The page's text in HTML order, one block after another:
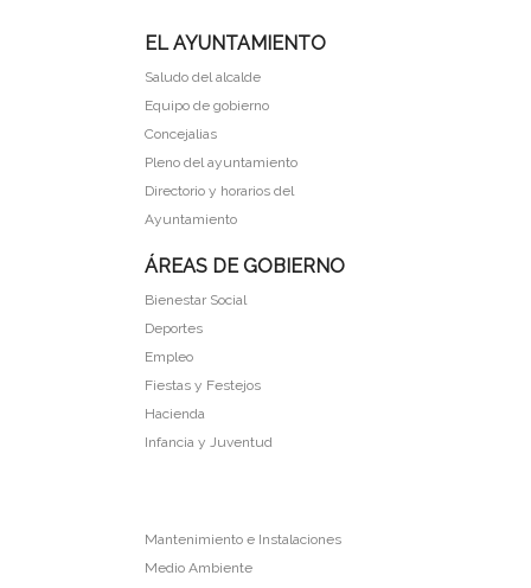
EL AYUNTAMIENTO
Saludo del alcalde
Equipo de gobierno
Concejalias
Pleno del ayuntamiento
Directorio y horarios del
Ayuntamiento
ÁREAS DE GOBIERNO
Bienestar Social
Deportes
Empleo
Fiestas y Festejos
Hacienda
Infancia y Juventud
Mantenimiento e Instalaciones
Medio Ambiente